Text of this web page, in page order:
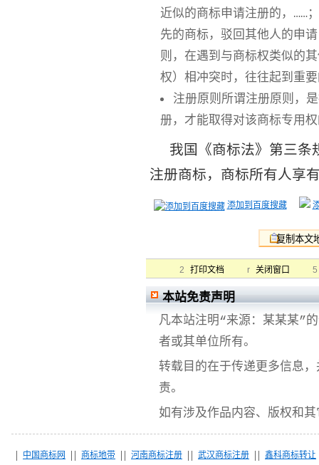
近似的商标申请注册的，……
先的商标，驳回其他人的申
则，在遇到与商标权类似的
权）相冲突时，往往起到重
注册原则所谓注册原则，
册，才能取得对该商标专用
我国《商标法》第三条
注册商标，商标所有人享
添加到百度搜藏
2 打印文档 r 关闭窗口 5
本站免责声明
凡本站注明“来源：某某某”
者或其单位所有。
转载目的在于传递更多信息
责。
如有涉及作品内容、版权和
中国商标网 商标地带 河南商标注册 武汉商标注册 鑫科商标转让